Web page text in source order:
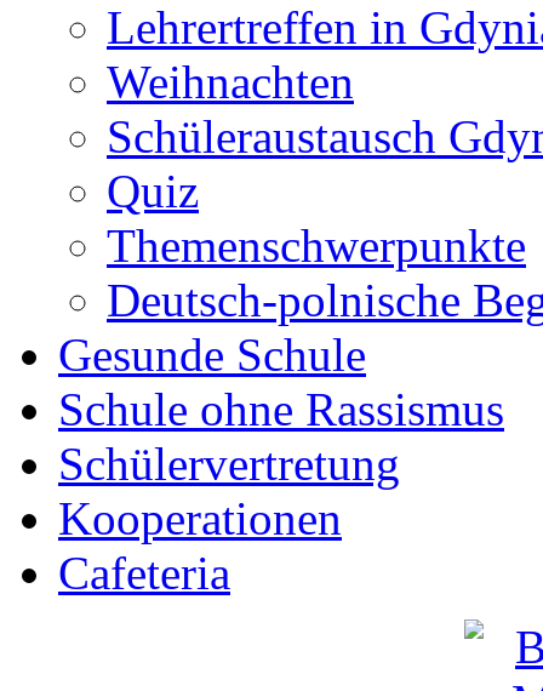
Lehrertreffen in
Weihnachten
Schüleraustausch
Quiz
Themenschwerpunkte
Deutsch-polnische
Gesunde Schule
Schule ohne Rassismus
Schülervertretung
Kooperationen
Cafeteria